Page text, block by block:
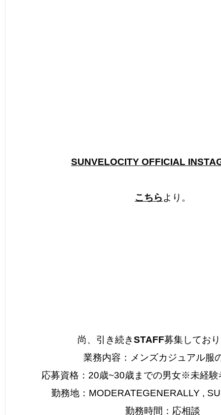
SUNVELOCITY OFFICIAL
こちらより。
尚、引き続きSTAFF募集してお
業務内容：メンズカジュアル服
応募資格：20歳~30歳までの男女※未経験
勤務地：MODERATEGENERALLY ,
勤務時間：応相談